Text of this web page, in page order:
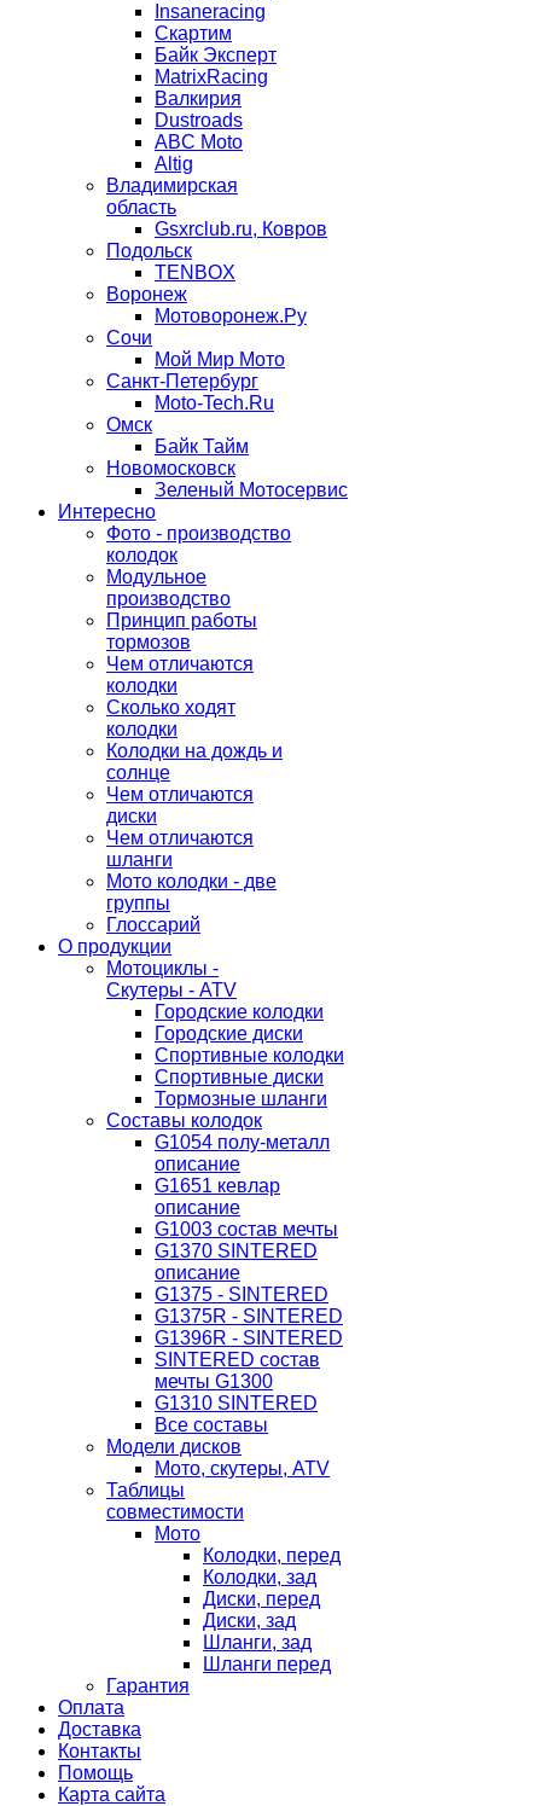
Insaneracing
Скартим
Байк Эксперт
MatrixRacing
Валкирия
Dustroads
ABC Moto
Altig
Владимирская
область
Gsxrclub.ru, Ковров
Подольск
TENBOX
Воронеж
Мотоворонеж.Ру
Сочи
Мой Мир Мото
Санкт-Петербург
Moto-Tech.Ru
Омск
Байк Тайм
Новомосковск
Зеленый Мотосервис
Интересно
Фото - производство
колодок
Модульное
производство
Принцип работы
тормозов
Чем отличаются
колодки
Сколько ходят
колодки
Колодки на дождь и
солнце
Чем отличаются
диски
Чем отличаются
шланги
Мото колодки - две
группы
Глоссарий
О продукции
Мотоциклы -
Скутеры - ATV
Городские колодки
Городские диски
Спортивные колодки
Спортивные диски
Тормозные шланги
Составы колодок
G1054 полу-металл
описание
G1651 кевлар
описание
G1003 состав мечты
G1370 SINTERED
описание
G1375 - SINTERED
G1375R - SINTERED
G1396R - SINTERED
SINTERED состав
мечты G1300
G1310 SINTERED
Все составы
Модели дисков
Мото, скутеры, ATV
Таблицы
совместимости
Мото
Колодки, перед
Колодки, зад
Диски, перед
Диски, зад
Шланги, зад
Шланги перед
Гарантия
Оплата
Доставка
Контакты
Помощь
Карта сайта